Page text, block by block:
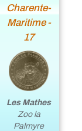
Charente-
Maritime -
17
Les Mathes
Zoo la
Palmyre